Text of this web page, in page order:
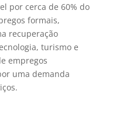
por cerca de 60% do
formais,
recuperação
turismo e
empregos
uma demanda